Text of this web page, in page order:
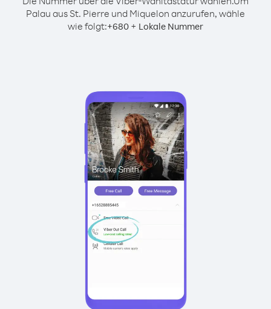
Palau aus St. Pierre und Miquelon anzurufen, wähle
wie folgt:+680 + Lokale Nummer